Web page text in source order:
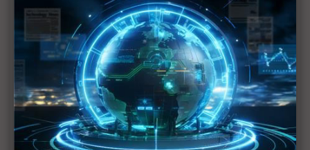
2027全年記憶體產能提前售罄 買家「祕而不
宣」只怕買不夠
英特爾EMIB良率達標 聯發科第2代ASIC產品
2028準時量產
SpaceX晶片採購大轉向 Elon Musk捨超微全面
採用NVIDIA